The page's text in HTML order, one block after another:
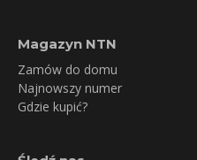
Magazyn NTN
Zamów do domu
Najnowszy numer
Gdzie kupić?